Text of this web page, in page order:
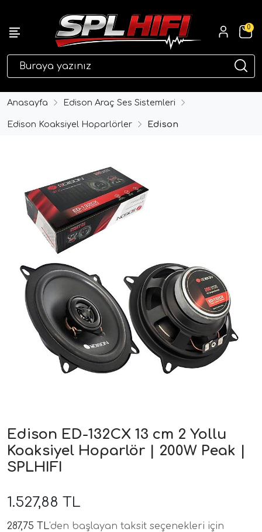
0
Anasayfa Edison Araç Ses Sistemleri
Edison Koaksiyel Hoparlörler Edison
Edison ED-132CX 13 cm 2 Yollu
Koaksiyel Hoparlör | 200W Peak |
SPLHIFI
1.527,88 TL
287,75 TL'den başlayan taksit seçenekleri için